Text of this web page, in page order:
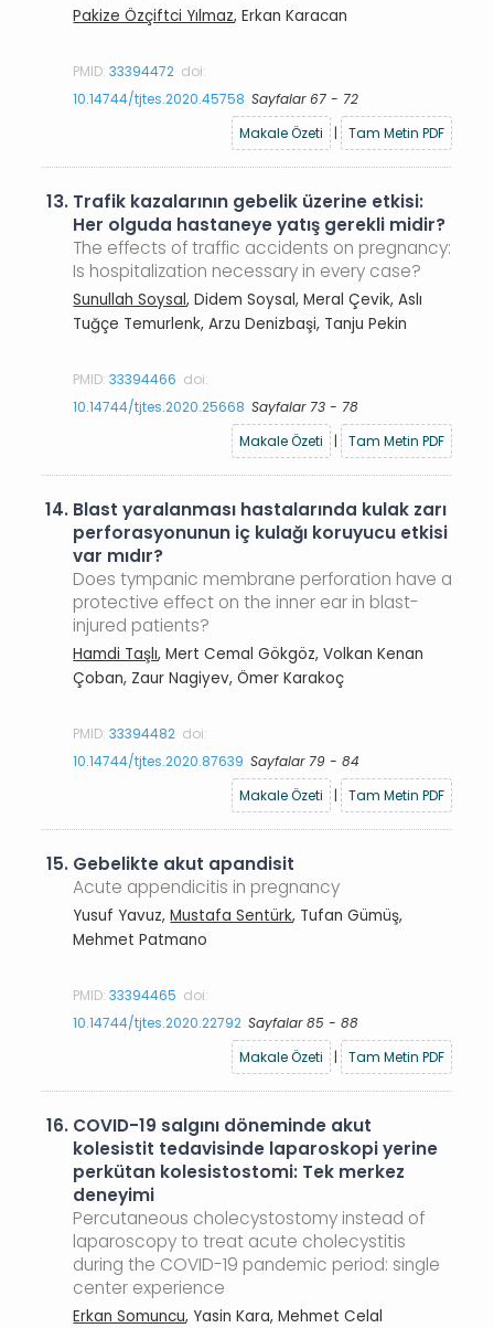
Pakize Özçiftci Yılmaz, Erkan Karacan
PMID:33394472 doi:
10.14744/tjtes.2020.45758 Sayfalar 67 - 72
Makale Özeti
| Tam Metin PDF
13. Trafik kazalarının gebelik üzerine etkisi:
Her olguda hastaneye yatış gerekli midir?
The effects of traffic accidents on pregnancy:
Is hospitalization necessary in every case?
Sunullah Soysal, Didem Soysal, Meral Çevik, Aslı
Tuğçe Temurlenk, Arzu Denizbaşi, Tanju Pekin
PMID:33394466 doi:
10.14744/tjtes.2020.25668 Sayfalar 73 - 78
Makale Özeti
| Tam Metin PDF
14. Blast yaralanması hastalarında kulak zarı
perforasyonunun iç kulağı koruyucu etkisi
var mıdır?
Does tympanic membrane perforation have a
protective effect on the inner ear in blast-
injured patients?
Hamdi Taşlı, Mert Cemal Gökgöz, Volkan Kenan
Çoban, Zaur Nagiyev, Ömer Karakoç
PMID:33394482 doi:
10.14744/tjtes.2020.87639 Sayfalar 79 - 84
Makale Özeti
| Tam Metin PDF
15. Gebelikte akut apandisit
Acute appendicitis in pregnancy
Yusuf Yavuz,Mustafa Sentürk, Tufan Gümüş,
Mehmet Patmano
PMID:33394465 doi:
10.14744/tjtes.2020.22792 Sayfalar 85 - 88
Makale Özeti
| Tam Metin PDF
16. COVID-19 salgını döneminde akut
kolesistit tedavisinde laparoskopi yerine
perkütan kolesistostomi: Tek merkez
deneyimi
Percutaneous cholecystostomy instead of
laparoscopy to treat acute cholecystitis
during the COVID-19 pandemic period: single
center experience
Erkan Somuncu, Yasin Kara, Mehmet Celal